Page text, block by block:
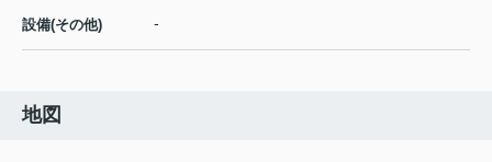
設備(その他) -
地図